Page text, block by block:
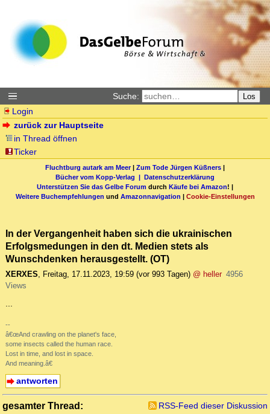
Suche: Los
Login
zurück zur Hauptseite
in Thread öffnen
Ticker
Fluchtburg autark am Meer| Zum Tode Jürgen Küßners |
Bücher vom Kopp-Verlag | Datenschutzerklärung
Unterstützen Sie das Gelbe Forum durch Käufe bei Amazon! |
Weitere Buchempfehlungen und Amazonnavigation | Cookie-Einstellungen
In der Vergangenheit haben sich die ukrainischen
Erfolgsmedungen in den dt. Medien stets als
Wunschdenken herausgestellt. (OT)
XERXES, Freitag, 17.11.2023, 19:59 (vor 993 Tagen) @ heller 4956
Views
...
--
â€œAnd crawling on the planet's face,
some insects called the human race.
Lost in time, and lost in space.
And meaning.â€
antworten
gesamter Thread:
RSS-Feed dieser Diskussion